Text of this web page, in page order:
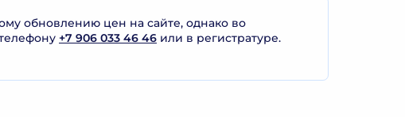
обновлению цен на сайте, однако во
+7 906 033 46 46 или в регистратуре.